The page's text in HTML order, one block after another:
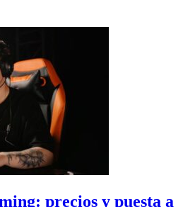
precios y puesta a